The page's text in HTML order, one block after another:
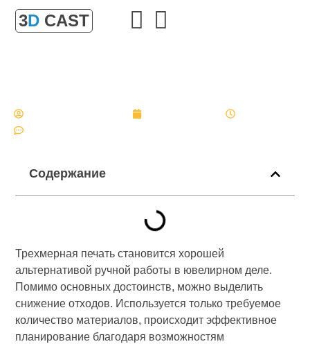
3D CAST
Содержание
Трехмерная печать становится хорошей
альтернативой ручной работы в ювелирном деле.
Помимо основных достоинств, можно выделить
снижение отходов. Используется только требуемое
количество материалов, происходит эффективное
планирование благодаря возможностям